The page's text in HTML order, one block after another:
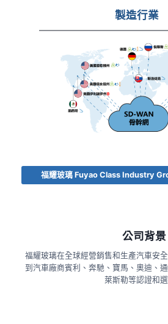
製造行業
福耀玻璃 Fuyao Class Industry
公司背景
福耀玻璃在全球經營銷售和生產汽車安
到汽車廠商賓利、奔馳、寶馬、奧迪、
萊斯勒等認證和選